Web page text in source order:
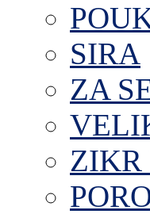
SIRA
ZA
ZIKR